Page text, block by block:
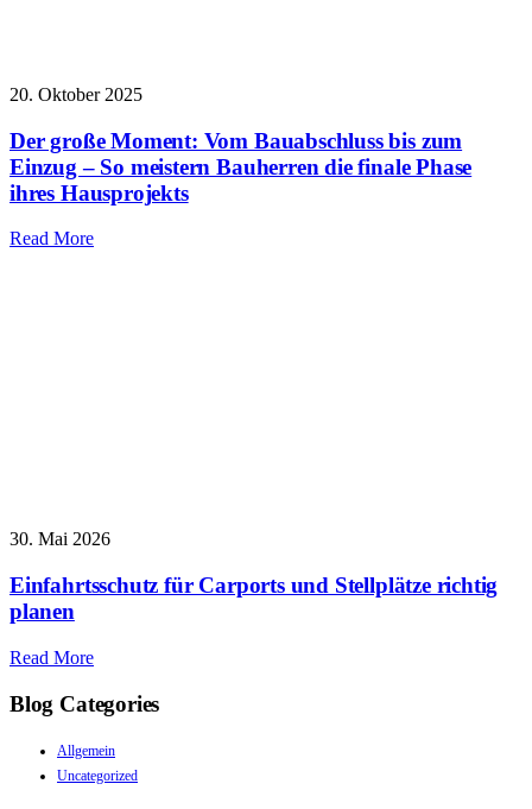
20. Oktober 2025
Der große Moment: Vom Bauabschluss bis zum
Einzug – So meistern Bauherren die finale Phase
ihres Hausprojekts
Read More
30. Mai 2026
Einfahrtsschutz für Carports und Stellplätze richtig
planen
Read More
Blog Categories
Allgemein
Uncategorized